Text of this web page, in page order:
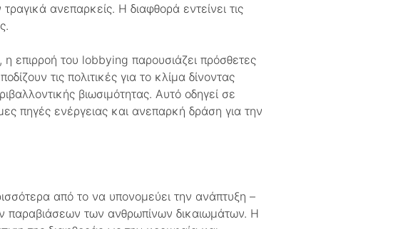
ανεπαρκείς. Η διαφθορά εντείνει τις
επιρροή του lobbying παρουσιάζει πρόσθετες
τις πολιτικές για το κλίμα δίνοντας
βιωσιμότητας. Αυτό οδηγεί σε
πηγές ενέργειας και ανεπαρκή δράση για την
από το να υπονομεύει την ανάπτυξη –
παραβιάσεων των ανθρωπίνων δικαιωμάτων. Η